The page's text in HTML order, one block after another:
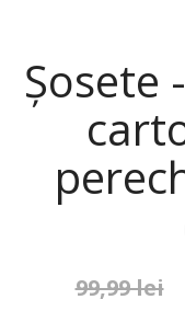
Șosete
99,99 lei